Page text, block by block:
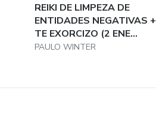
REIKI DE LIMPEZA DE
ENTIDADES NEGATIVAS +
TE EXORCIZO (2 ENE...
PAULO WINTER